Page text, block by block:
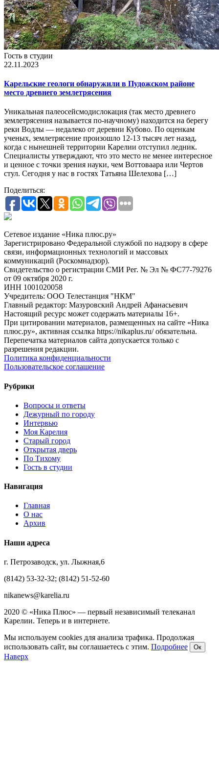
Гость в студии
22.11.2023
Карельские геологи обнаружили в Пудожском районе
место древнего землетрясения
Уникальная палеосейсмодислокация (так место древнего
землетрясения называется по-научному) находится на берегу
реки Водлы — недалеко от деревни Кубово. По оценкам
ученых, землетрясение произошло 12-13 тысяч лет назад,
когда с нынешней территории Карелии отступил ледник.
Специалисты утверждают, что это место не менее интересное
и ценное с точки зрения науки, чем Воттоваара или Чертов
стул. Сегодня у нас в гостях Татьяна Шелехова […]
Поделиться:
Сетевое издание «Ника плюс.ру»
Зарегистрировано Федеральной службой по надзору в сфере
связи, информационных технологий и массовых
коммуникаций (Роскомнадзор).
Свидетельство о регистрации СМИ Рег. № Эл № ФС77-79276
от 09 октября 2020 г.
ИНН 1001020058
Учредитель: ООО Телестанция "НКМ"
Главный редактор: Мазуровский Андрей Афанасьевич
Настоящий ресурс может содержать материалы 16+.
При цитировании материалов, размещенных на сайте «Ника
плюс.ру», активная ссылка https://nikaplus.ru/ обязательна.
Перепечатка материалов сайта допускается только с
разрешения редакции.
Политика конфиденциальности
Пользовательское соглашение
Рубрики
Вопросы и ответы
Дежурный по городу
Интервью
Моя Карелия
Старый город
Открытая дверь
По Тихому
Гость в студии
Навигация
Главная
О нас
Архив
Наши адреса
г. Петрозаводск, ул. Лыжная,6
(8142) 53-32-32; (8142) 51-52-60
nikanews@karelia.ru
2020 © «Ника Плюс» — первый независимый телеканал
Карелии. Теперь и в интернете.
Мы используем cookies для анализа трафика. Продолжая
использовать сайт, вы соглашаетесь с этим. Подробнее Ок
Наверх